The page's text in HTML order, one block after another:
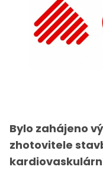
Bylo zahájeno
zhotovitele